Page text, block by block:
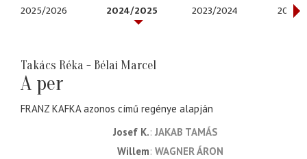
2025/2026 2024/2025 2023/2024 2022/
Takács Réka - Bélai Marcel
A per
FRANZ KAFKA azonos című regénye alapján
Josef K. JAKAB TAMÁS
Willem WAGNER ÁRON